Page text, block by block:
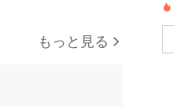
もっと見る